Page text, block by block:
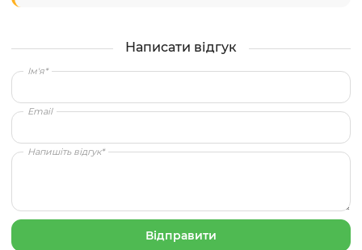
Написати відгук
Ім'я*
Email
Напишіть відгук*